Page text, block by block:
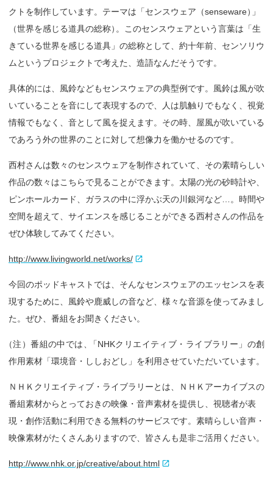
クトを制作しています。テーマは「センスウェア（senseware） 」
（世界を感じる道具の総称） 。このセンスウェアという言葉は「生
きている世界を感じる道具」の総称として、約十年前、センソリウ
ムというプロジェクトで考えた、造語なんだそうです。
具体的には、風鈴などもセンスウェアの典型例です。風鈴は風が吹
いていることを音にして表現するので、人は肌触りでもなく、視覚
情報でもなく、音として風を捉えます。その時、屋風が吹いている
であろう外の世界のことに対して想像力を働かせるのです。
西村さんは数々のセンスウェアを制作されていて、その素晴らしい
作品の数々はこちらで見ることができます。太陽の光の砂時計や、
ピンホールカード、ガラスの中に浮かぶ天の川銀河など…。時間や
空間を超えて、サイエンスを感じることができる西村さんの作品を
ぜひ体験してみてください。
http://www.livingworld.net/works/
今回のポッドキャストでは、そんなセンスウェアのエッセンスを表
現するために、風鈴や鹿威しの音など、様々な音源を使ってみまし
た。ぜひ、番組をお聞きください。
（注）番組の中では
「NHKクリエイティブ・ライブラリー」の創
作用素材「環境音・ししおどし」を利用させていただいています。
ＮＨＫクリエイティブ・ライブラリーとは、ＮＨＫアーカイブスの
番組素材からとっておきの映像・音声素材を提供し、視聴者が表
現・創作活動に利用できる無料のサービスです。素晴らしい音声・
映像素材がたくさんありますので、皆さんも是非ご活用ください。
http://www.nhk.or.jp/creative/about.html